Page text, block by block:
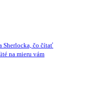
Sherlocka, čo čítať
na mieru vám